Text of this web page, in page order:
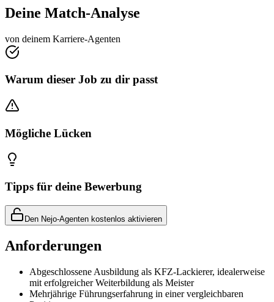
Deine Match-Analyse
von deinem Karriere-Agenten
Warum dieser Job zu dir passt
Mögliche Lücken
Tipps für deine Bewerbung
Den Nejo-Agenten kostenlos aktivieren
Anforderungen
Abgeschlossene Ausbildung als KFZ-Lackierer, idealerweise
mit erfolgreicher Weiterbildung als Meister
Mehrjährige Führungserfahrung in einer vergleichbaren